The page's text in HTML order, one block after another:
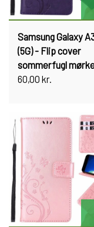
Samsung Galaxy
(5G) - Flip cover
sommerfugl
60,00 kr.